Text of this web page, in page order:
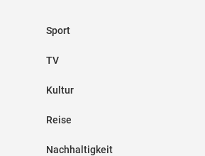
Sport
TV
Kultur
Reise
Nachhaltigkeit